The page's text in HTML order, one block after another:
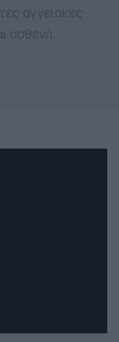
αγγειακές
ασθενή.